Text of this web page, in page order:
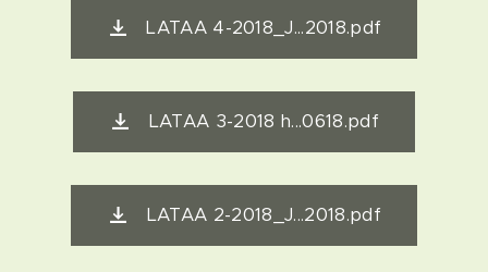
LATAA 4-2018_J...2018.pdf
LATAA 3-2018 h...0618.pdf
LATAA 2-2018_J...2018.pdf